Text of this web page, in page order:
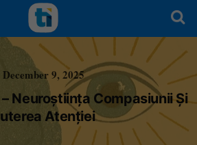
December 9, 2025
Neuroștiința Compasiunii Și
Atenției